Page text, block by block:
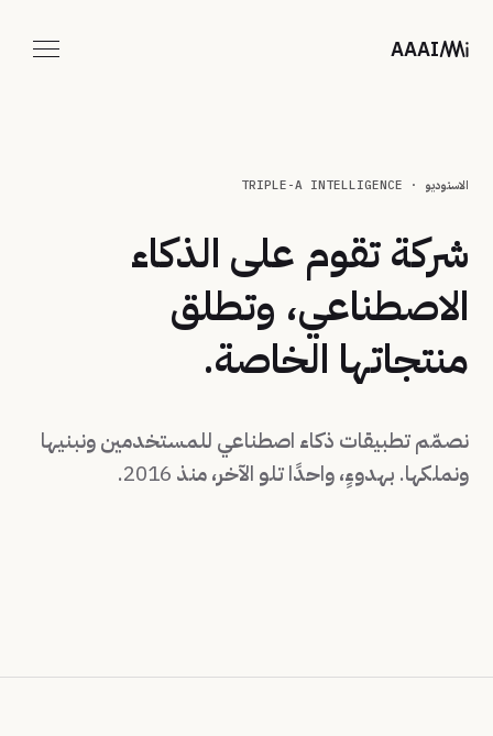
AAAI
تواصل معنا
AR
الاستوديو · TRIPLE-A INTELLIGENCE
شركة تقوم على الذكاء
الاصطناعي، وتطلق
منتجاتها الخاصة.
نصمّم تطبيقات ذكاء اصطناعي للمستخدمين ونبنيها
ونملكها. بهدوءٍ، واحدًا تلو الآخر، منذ 2016.